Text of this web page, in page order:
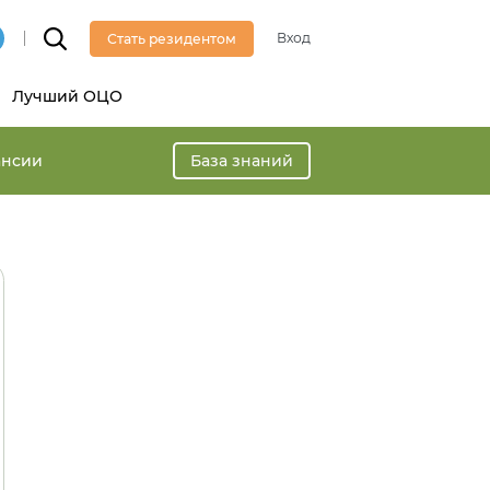
Стать резидентом Вход
Лучший ОЦО
База знаний